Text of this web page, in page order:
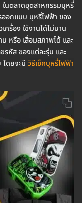
นตลาดอุตสาหกรรมบุหรี่
อกแบบ บุหรี่ไฟฟ้า ของ
รื่อง ใช้งานได้ไม่นาน
หรือ เสื่อมสภาพได้ และ
รหัส ของแต่ละรุ่น และ
โดยจะมีวิธีเช็คบุหรี่ไฟฟ้า